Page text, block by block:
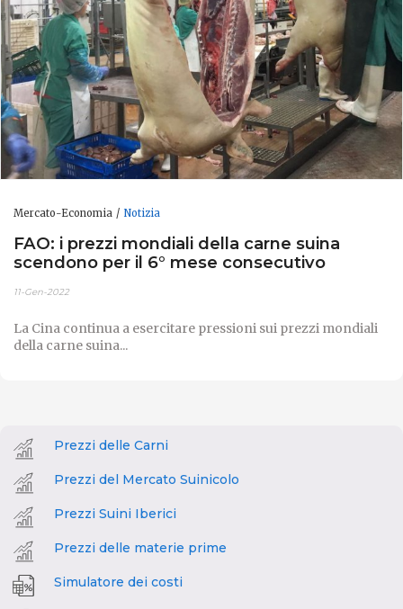
Mercato-Economia Notizia
FAO: i prezzi mondiali della carne suina
scendono per il 6° mese consecutivo
11-Gen-2022
La Cina continua a esercitare pressioni sui prezzi mondiali
della carne suina...
Prezzi delle Carni
Prezzi del Mercato Suinicolo
Prezzi Suini Iberici
Prezzi delle materie prime
Simulatore dei costi